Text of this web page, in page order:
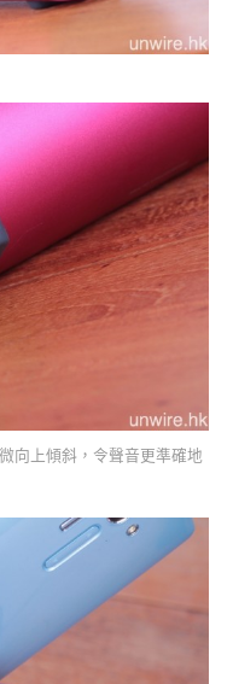
向上傾斜，令聲音更準確地